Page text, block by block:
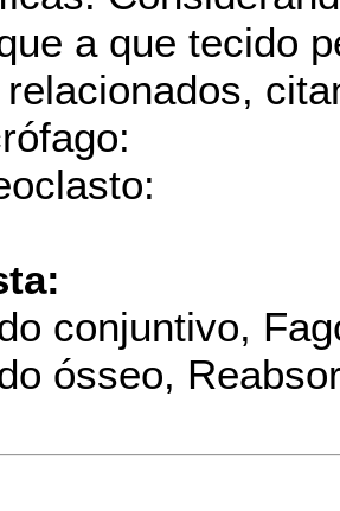
a que tecido
conjuntivo,
ósseo,